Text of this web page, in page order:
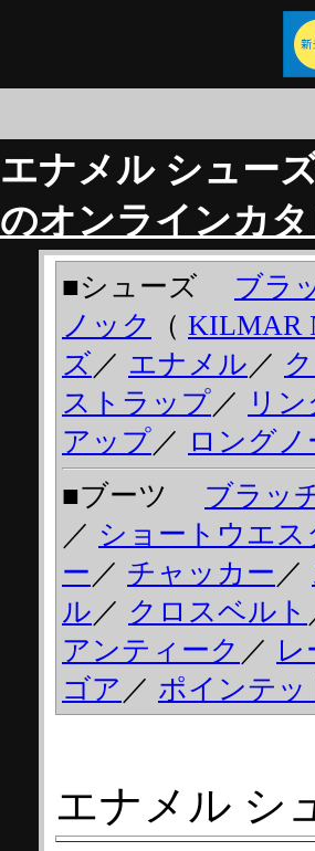
エナメル シュー
のオンラインカ
■シューズ ブラ
ノック
（ KILMAR
ズ ／ エナメル ／
ストラップ／ リ
アップ／ ロングノ
■ブーツ ブラッ
／ ショートウエス
ー ／ チャッカー ／
ル ／ クロスベルト
アンティーク ／
ゴア ／ ポインテッ
エナメル シ